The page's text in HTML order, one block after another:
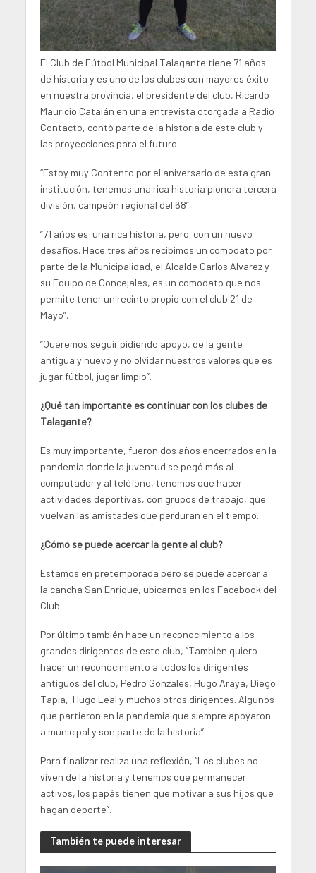
El Club de Fútbol Municipal Talagante tiene 71 años
de historia y es uno de los clubes con mayores éxito
en nuestra provincia, el presidente del club, Ricardo
Mauricio Catalán en una entrevista otorgada a Radio
Contacto, contó parte de la historia de este club y
las proyecciones para el futuro.
“Estoy muy Contento por el aniversario de esta gran
institución, tenemos una rica historia pionera tercera
división, campeón regional del 68”.
“71 años es una rica historia, pero con un nuevo
desafíos. Hace tres años recibimos un comodato por
parte de la Municipalidad, el Alcalde Carlos Álvarez y
su Equipo de Concejales, es un comodato que nos
permite tener un recinto propio con el club 21 de
Mayo”.
“Queremos seguir pidiendo apoyo, de la gente
antigua y nuevo y no olvidar nuestros valores que es
jugar fútbol, jugar limpio”.
¿Qué tan importante es continuar con los clubes de
Talagante?
Es muy importante, fueron dos años encerrados en la
pandemia donde la juventud se pegó más al
computador y al teléfono, tenemos que hacer
actividades deportivas, con grupos de trabajo, que
vuelvan las amistades que perduran en el tiempo.
¿Cómo se puede acercar la gente al club?
Estamos en pretemporada pero se puede acercar a
la cancha San Enrique, ubicarnos en los Facebook del
Club.
Por último también hace un reconocimiento a los
grandes dirigentes de este club, “También quiero
hacer un reconocimiento a todos los dirigentes
antiguos del club, Pedro Gonzales, Hugo Araya, Diego
Tapia, Hugo Leal y muchos otros dirigentes. Algunos
que partieron en la pandemia que siempre apoyaron
a municipal y son parte de la historia”.
Para finalizar realiza una reflexión, “Los clubes no
viven de la historia y tenemos que permanecer
activos, los papás tienen que motivar a sus hijos que
hagan deporte”.
También te puede interesar